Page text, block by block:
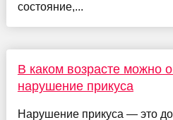
состояние,...
В каком возрасте можно
нарушение прикуса
Нарушение прикуса — это